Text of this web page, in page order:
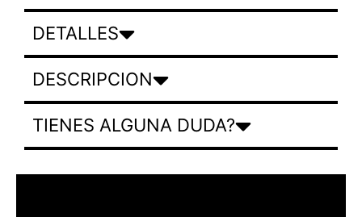
DETALLES
DESCRIPCION
TIENES ALGUNA DUDA?